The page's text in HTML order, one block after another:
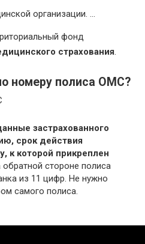
организации. …
фонд
страхования.
номеру полиса ОМС?
застрахованного
срок действия
к которой прикреплен
обратной стороне полиса
из 11 цифр. Не нужно
самого полиса.